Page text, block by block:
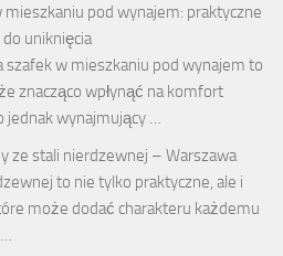
mieszkaniu pod wynajem: praktyczne
do uniknięcia
szafek w mieszkaniu pod wynajem to
znacząco wpłynąć na komfort
jednak wynajmujący …
ze stali nierdzewnej – Warszawa
to nie tylko praktyczne, ale i
może dodać charakteru każdemu